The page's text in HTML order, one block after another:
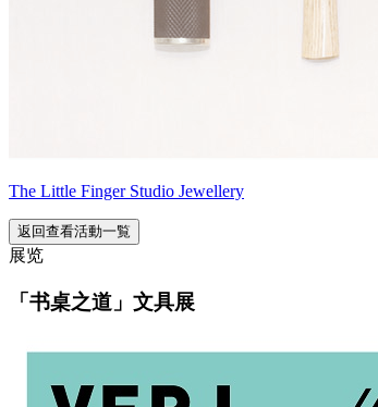
The Little Finger Studio Jewellery
返回查看活動一覧
展览
「书桌之道」文具展